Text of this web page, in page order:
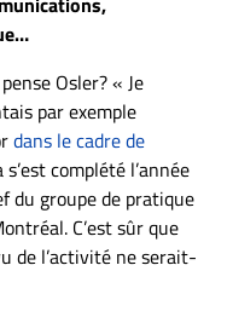
Osler? « Je
par exemple
dans le cadre de
s’est complété l’année
du groupe de pratique
C’est sûr que
de l’activité ne serait-